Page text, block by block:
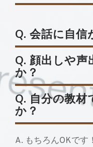
Q. 会話に自
Q. 顔出しや声
か？
Q. 自分の教材
か？
A. もちろんOKです